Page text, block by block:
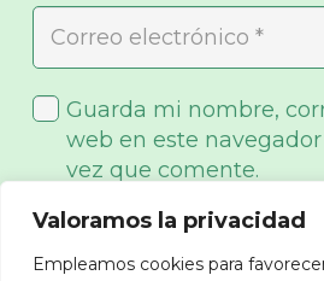
Valoramos la privacidad
Empleamos cookies para
Guarda mi nombre,
web en este
vez que comente.
Por favor, introduce una
dígitos: